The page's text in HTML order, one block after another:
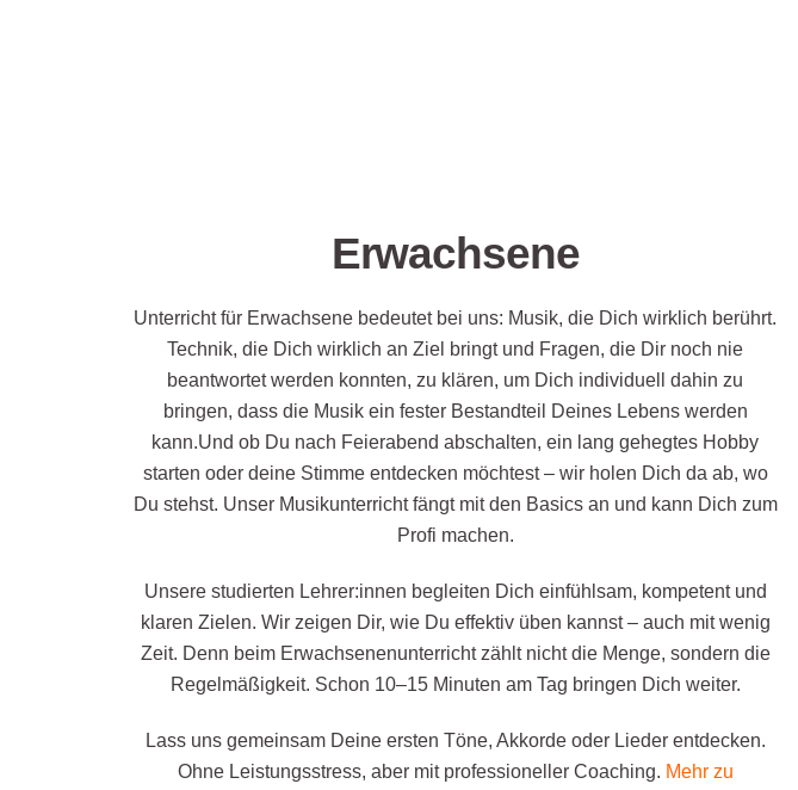
Erwachsene
Unterricht für Erwachsene bedeutet bei uns: Musik, die Dich wirklich berührt.
Technik, die Dich wirklich an Ziel bringt und Fragen, die Dir noch nie
beantwortet werden konnten, zu klären, um Dich individuell dahin zu
bringen, dass die Musik ein fester Bestandteil Deines Lebens werden
kann.Und ob Du nach Feierabend abschalten, ein lang gehegtes Hobby
starten oder deine Stimme entdecken möchtest – wir holen Dich da ab, wo
Du stehst. Unser Musikunterricht fängt mit den Basics an und kann Dich zum
Profi machen.
Unsere studierten Lehrer:innen begleiten Dich einfühlsam, kompetent und
klaren Zielen. Wir zeigen Dir, wie Du effektiv üben kannst – auch mit wenig
Zeit. Denn beim Erwachsenenunterricht zählt nicht die Menge, sondern die
Regelmäßigkeit. Schon 10–15 Minuten am Tag bringen Dich weiter.
Lass uns gemeinsam Deine ersten Töne, Akkorde oder Lieder entdecken.
Ohne Leistungsstress, aber mit professioneller Coaching. Mehr zu